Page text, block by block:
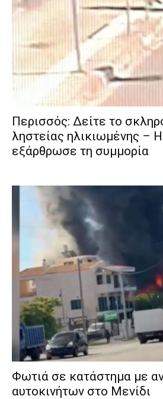
Περισσός: Δείτε το
ληστείας ηλικιωμένης –
εξάρθρωσε τη συμμορία
Φωτιά σε κατάστημα με
αυτοκινήτων στο Μενίδι